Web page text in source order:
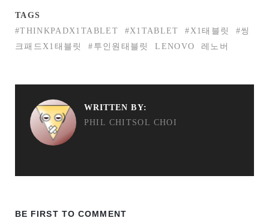
TAGS
#THINKPADX1TABLET
#X1TABLET #X1태블릿
#씽
크패드X1태블릿
#투인원태블릿 LENOVO 레노버
WRITTEN BY:
PHIL CHITSOL CHOI
BE FIRST TO COMMENT